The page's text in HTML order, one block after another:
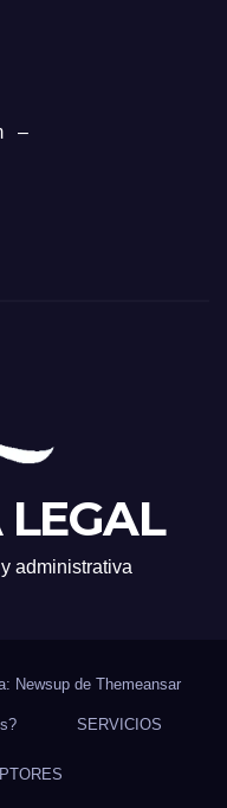
–
LEGAL
administrativa
Newsup de Themeansar
SERVICIOS